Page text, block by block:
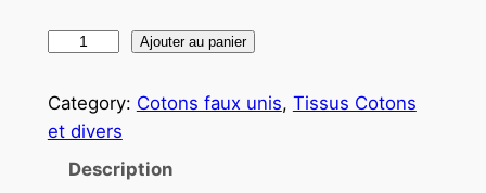
Ajouter au panier
Category: Cotons faux unis, Tissus Cotons
et divers
Description